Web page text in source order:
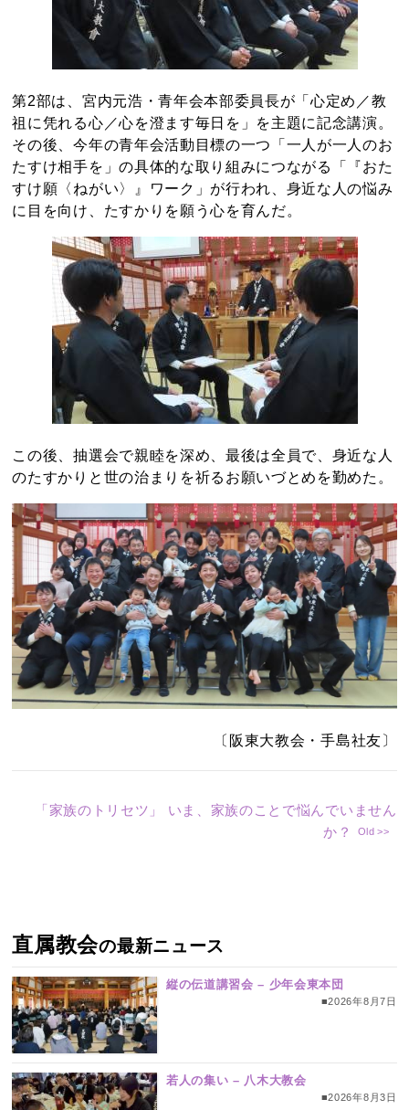
第2部は、宮内元浩・青年会本部委員長が「心定め／教
祖に凭れる心／心を澄ます毎日を」を主題に記念講演。
その後、今年の青年会活動目標の一つ「一人が一人のお
たすけ相手を」の具体的な取り組みにつながる「『おた
すけ願〈ねがい〉』ワーク」が行われ、身近な人の悩み
に目を向け、たすかりを願う心を育んだ。
この後、抽選会で親睦を深め、最後は全員で、身近な人
のたすかりと世の治まりを祈るお願いづとめを勤めた。
〔阪東大教会・手島社友〕
「家族のトリセツ」 いま、家族のことで悩んでいません
か？
直属教会の最新ニュース
縦の伝道講習会 – 少年会東本団
■2026年8月7日
若人の集い – 八木大教会
■2026年8月3日